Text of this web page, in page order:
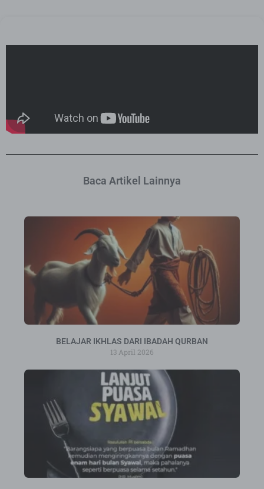
Baca Artikel Lainnya
BELAJAR IKHLAS DARI IBADAH QURBAN
13 April 2026